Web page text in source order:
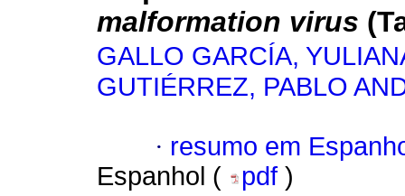
malformation virus
GALLO GARCÍA,
GUTIÉRREZ, PABLO
· resumo em
Espanhol (
pdf )